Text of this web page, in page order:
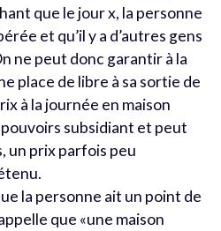
que le jour x, la personne
et qu’il y a d’autres gens
ne peut donc garantir à la
place de libre à sa sortie de
à la journée en maison
pouvoirs subsidiant et peut
un prix parfois peu
la personne ait un point de
que «une maison